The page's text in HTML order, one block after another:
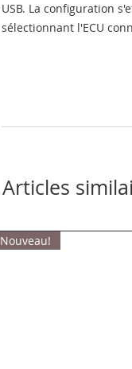
USB. La configuration
sélectionnant l'ECU
Articles
Nouveau!